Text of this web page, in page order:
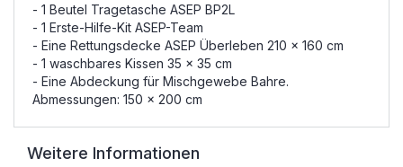
- 1 Beutel Tragetasche ASEP BP2L
- 1 Erste-Hilfe-Kit ASEP-Team
- Eine Rettungsdecke ASEP Überleben 210 x 160 cm
- 1 waschbares Kissen 35 x 35 cm
- Eine Abdeckung für Mischgewebe Bahre.
Abmessungen: 150 x 200 cm
Weitere Informationen